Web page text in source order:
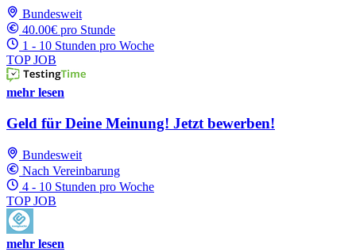
Bundesweit
40.00€ pro Stunde
1 - 10 Stunden pro Woche
TOP JOB
mehr lesen
Geld für Deine Meinung! Jetzt bewerben!
Bundesweit
Nach Vereinbarung
4 - 10 Stunden pro Woche
TOP JOB
mehr lesen